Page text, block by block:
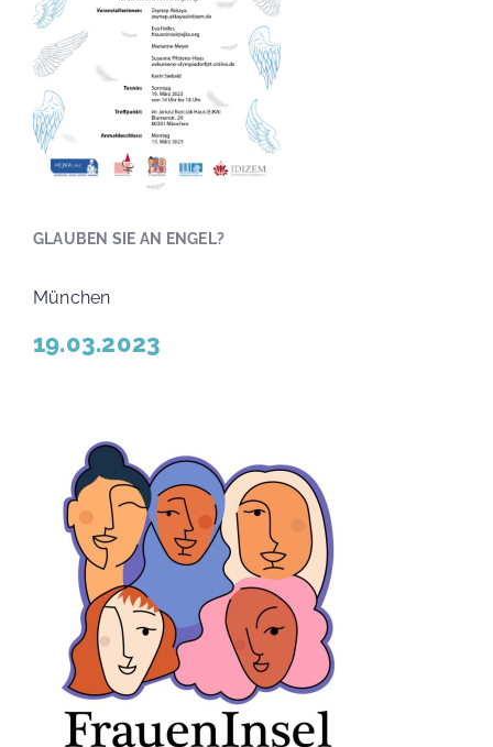
GLAUBEN SIE AN ENGEL?
München
19.03.2023